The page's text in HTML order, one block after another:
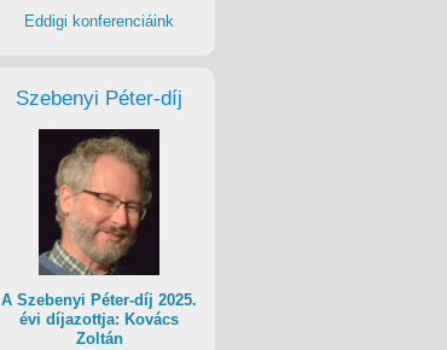
Eddigi konferenciáink
Szebenyi Péter-díj
A Szebenyi Péter-díj 2025.
évi díjazottja: Kovács
Zoltán